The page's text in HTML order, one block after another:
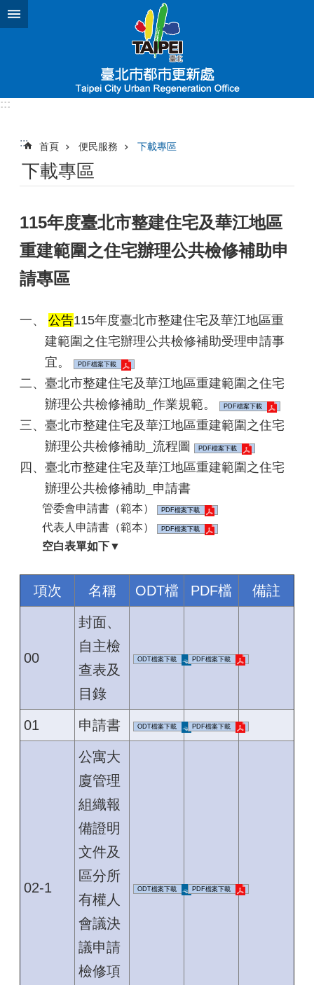
跳到主要內容區塊
:::
::: 首頁 便民服務 下載專區
下載專區
115年度臺北市整建住宅及華江地區
重建範圍之住宅辦理公共檢修補助申
請專區
一、 公告115年度臺北市整建住宅及華江地區重
建範圍之住宅辦理公共檢修補助受理申請事
宜。
PDF檔案下載
二、臺北市整建住宅及華江地區重建範圍之住宅
辦理公共檢修補助_作業規範。
PDF檔案下載
三、臺北市整建住宅及華江地區重建範圍之住宅
辦理公共檢修補助_流程圖
PDF檔案下載
四、臺北市整建住宅及華江地區重建範圍之住宅
辦理公共檢修補助_申請書
管委會申請書（範本） PDF檔案下載
代表人申請書（範本） PDF檔案下載
空白表單如下▼
項次 名稱 ODT檔 PDF檔 備註
00
封面、
自主檢
查表及
目錄
ODT檔案下載 PDF檔案下載
01 申請書 ODT檔案下載 PDF檔案下載
02-1
公寓大
廈管理
組織報
備證明
文件及
區分所
有權人
會議決
議申請
檢修項
ODT檔案下載 PDF檔案下載